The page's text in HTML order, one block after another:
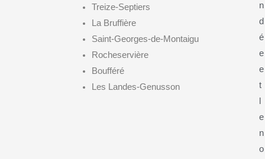
Treize-Septiers
La Bruffière
Saint-Georges-de-Montaigu
Rocheservière
Boufféré
Les Landes-Genusson
n
d
é
e
e
t
e
n
o